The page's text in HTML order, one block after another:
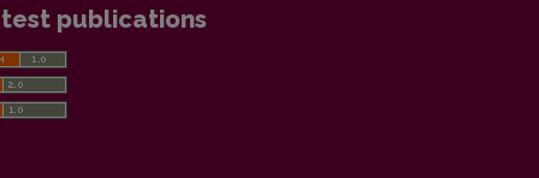
publications